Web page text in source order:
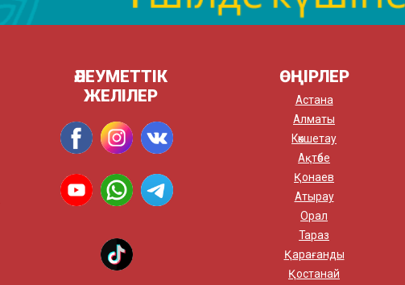
ӘЛЕУМЕТТІК
ЖЕЛІЛЕР
ӨҢІРЛЕР
Астана
Алматы
Көкшетау
Ақтөбе
Қонаев
Атырау
Орал
Тараз
Қарағанды
Қостанай